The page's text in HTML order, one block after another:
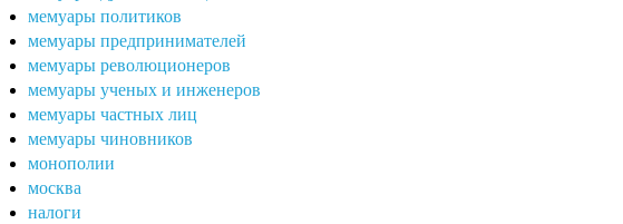
мемуары политиков
мемуары предпринимателей
мемуары революционеров
мемуары ученых и инженеров
мемуары частных лиц
мемуары чиновников
монополии
москва
налоги